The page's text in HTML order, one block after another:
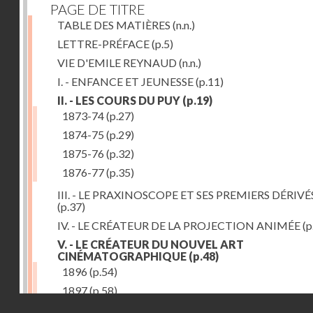
PAGE DE TITRE
TABLE DES MATIÈRES (n.n.)
LETTRE-PRÉFACE(p.5)
VIE D'EMILE REYNAUD (n.n.)
I. - ENFANCE ET JEUNESSE(p.11)
II. - LES COURS DU PUY (p.19)
1873-74(p.27)
1874-75 (p.29)
1875-76 (p.32)
1876-77(p.35)
III. - LE PRAXINOSCOPE ET SES PREMIERS
(p.37)
IV. - LE CRÉATEUR DE LA PROJECTION ANIMÉE
V. - LE CRÉATEUR DU NOUVEL ART
CINÉMATOGRAPHIQUE (p.48)
1896 (p.54)
1897(p.58)